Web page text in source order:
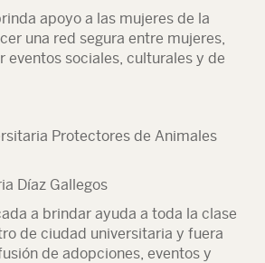
apoyo a las mujeres de la
una red segura entre mujeres,
eventos sociales, culturales y de
Protectores de Animales
Díaz Gallegos
a brindar ayuda a toda la clase
de ciudad universitaria y fuera
de adopciones, eventos y